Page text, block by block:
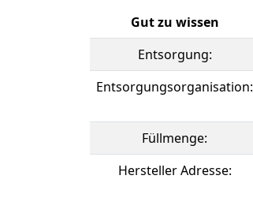
Gut zu wissen
Entsorgung:
Entsorgungsorganisation:
Füllmenge:
Hersteller Adresse: